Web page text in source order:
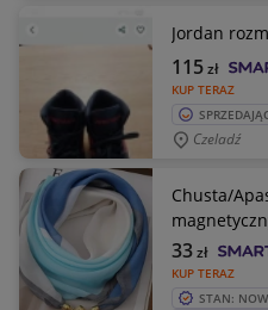
Jordan
KUP TERAZ
115zł
Czeladź
Chusta/
KUP TERAZ
33zł
STAN: